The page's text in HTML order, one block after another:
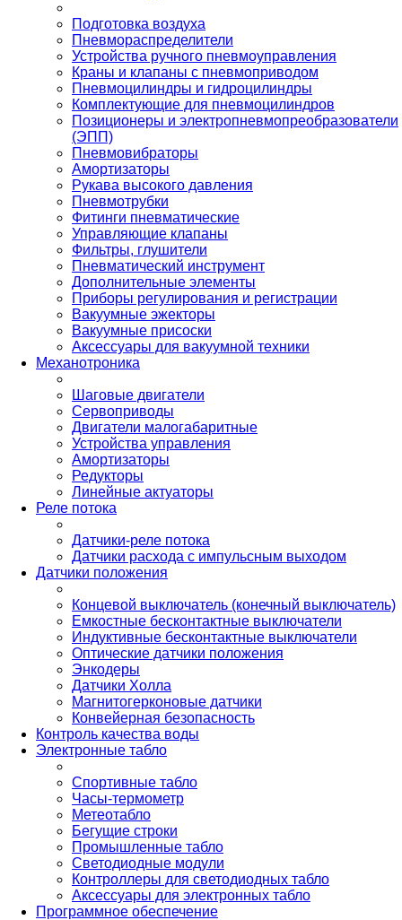
Подготовка воздуха
Пневмораспределители
Устройства ручного пневмоуправления
Краны и клапаны с пневмоприводом
Пневмоцилиндры и гидроцилиндры
Комплектующие для пневмоцилиндров
Позиционеры и электропневмопреобразователи
(ЭПП)
Пневмовибраторы
Амортизаторы
Рукава высокого давления
Пневмотрубки
Фитинги пневматические
Управляющие клапаны
Фильтры, глушители
Пневматический инструмент
Дополнительные элементы
Приборы регулирования и регистрации
Вакуумные эжекторы
Вакуумные присоски
Аксессуары для вакуумной техники
Механотроника
Шаговые двигатели
Сервоприводы
Двигатели малогабаритные
Устройства управления
Амортизаторы
Редукторы
Линейные актуаторы
Реле потока
Датчики-реле потока
Датчики расхода с импульсным выходом
Датчики положения
Концевой выключатель (конечный выключатель)
Емкостные бесконтактные выключатели
Индуктивные бесконтактные выключатели
Оптические датчики положения
Энкодеры
Датчики Холла
Магнитогерконовые датчики
Конвейерная безопасность
Контроль качества воды
Электронные табло
Спортивные табло
Часы-термометр
Метеотабло
Бегущие строки
Промышленные табло
Светодиодные модули
Контроллеры для светодиодных табло
Аксессуары для электронных табло
Программное обеспечение